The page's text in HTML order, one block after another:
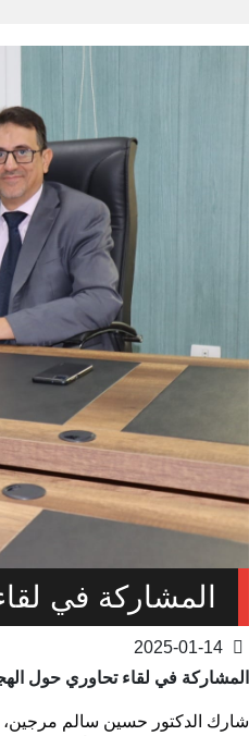
المشاركة في
المشاركة في لقاء تحاوري حول
شارك الدكتور حسين سالم مرجين،